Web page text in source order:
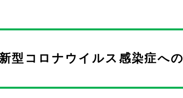
新型コロナウイルス感染症への